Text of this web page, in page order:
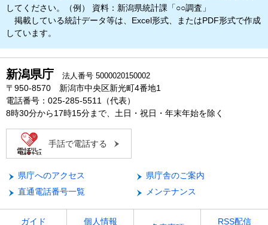
してください。（例） 資料：新潟県統計課「○○調査」
掲載している統計データ等は、Excel形式、またはPDF形式で作成
しています。
新潟県庁 法人番号 5000020150002
〒950-8570 新潟市中央区新光町4番地1
電話番号：025-285-5511（代表）
8時30分から17時15分まで、土日・祝日・年末年始を除く
手話で電話する
県庁へのアクセス
県庁舎のご案内
直通電話番号一覧
メンテナンス
ガイド 個人情報 RSS配信